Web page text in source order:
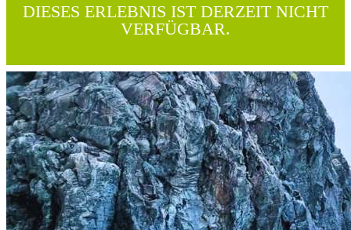
DIESES ERLEBNIS IST DERZEIT NICHT
VERFÜGBAR.